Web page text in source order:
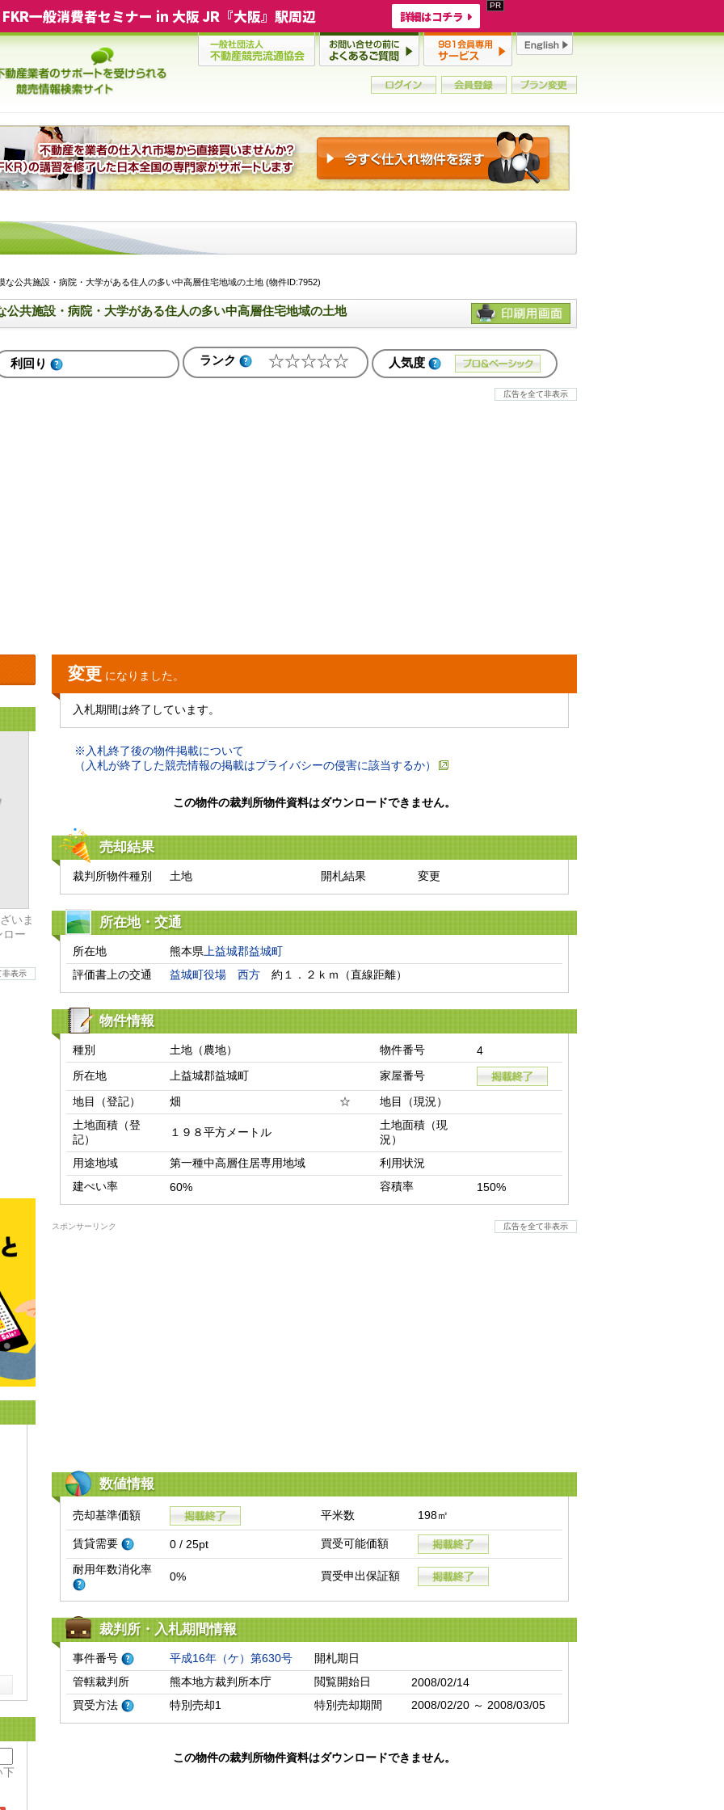
FKR一般消費者セミナー in 大阪 JR『大阪』駅周辺 詳細はコチラ
公共施設・病院・大学がある住人の多い中高層住宅地域の土地 (物件ID:7952)
公共施設・病院・大学がある住人の多い中高層住宅地域の土地
利回り ランク 人気度
広告を全て非表示
いま
ロー
非表示
下
変更 になりました。
入札期間は終了しています。
※入札終了後の物件掲載について
（入札が終了した競売情報の掲載はプライバシーの侵害に該当するか）
この物件の裁判所物件資料はダウンロードできません。
売却結果
裁判所物件種別 土地 開札結果 変更
所在地・交通
所在地 熊本県上益城郡益城町
評価書上の交通
益城町役場 西方 約１．２ｋｍ（直線距離）
物件情報
種別 土地（農地） 物件番号
4
所在地
上益城郡益城町
家屋番号
地目（登記）
畑 ☆
地目（現況）
土地面積（登
記）
１９８平方メートル
土地面積（現
況）
用途地域
第一種中高層住居専用地域
利用状況
建ぺい率
60% 容積率 150%
スポンサーリンク 広告を全て非表示
数値情報
売却基準価額 平米数 198㎡
賃貸需要 0 / 25pt
買受可能価額
耐用年数消化率
0% 買受申出保証額
裁判所・入札期間情報
事件番号 平成16年（ケ）第630号
開札期日
管轄裁判所
熊本地方裁判所本庁 閲覧開始日
2008/02/14
買受方法
特別売却1 特別売却期間 2008/02/20 ～ 2008/03/05
この物件の裁判所物件資料はダウンロードできません。